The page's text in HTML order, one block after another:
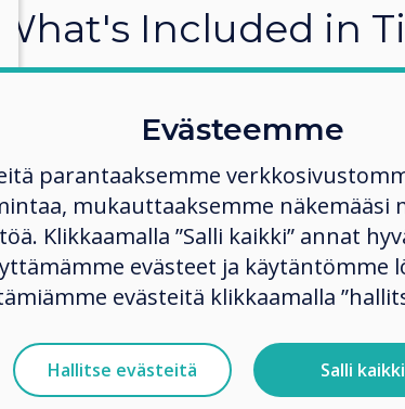
What's Included in
What's Included?
Google
Educator
Prep Course
Level 2
Evästeemme
parantaaksemme
mukauttaaksemme näkemääsi
Klikkaamalla ”Salli kaikki” annat
evästeet ja käytäntömme
evästeitä klikkaamalla
Hallitse evästeitä Salli kaikki